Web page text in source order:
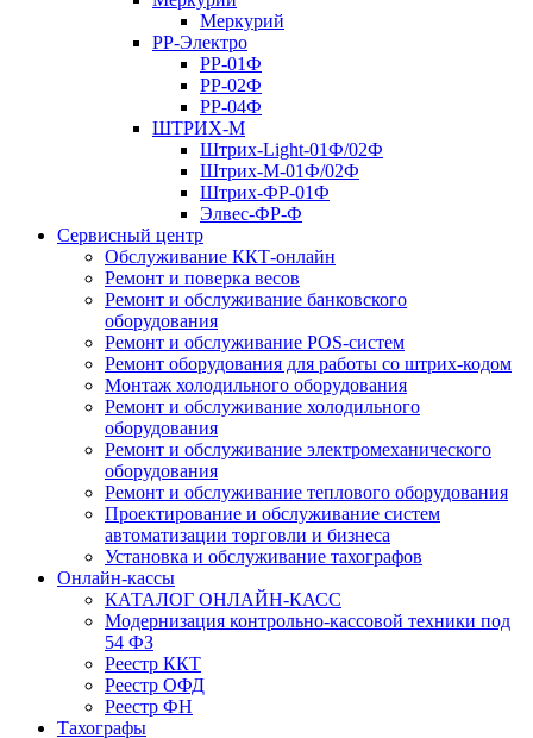
Меркурий
РР-Электро
РР-01Ф
РР-02Ф
РР-04Ф
ШТРИХ-М
Штрих-Light-01Ф/02Ф
Штрих-М-01Ф/02Ф
Штрих-ФР-01Ф
Элвес-ФР-Ф
Сервисный центр
Обслуживание ККТ-онлайн
Ремонт и поверка весов
Ремонт и обслуживание банковского
оборудования
Ремонт и обслуживание POS-систем
Ремонт оборудования для работы со штрих-кодом
Монтаж холодильного оборудования
Ремонт и обслуживание холодильного
оборудования
Ремонт и обслуживание электромеханического
оборудования
Ремонт и обслуживание теплового оборудования
Проектирование и обслуживание систем
автоматизации торговли и бизнеса
Установка и обслуживание тахографов
Онлайн-кассы
КАТАЛОГ ОНЛАЙН-КАСС
Модернизация контрольно-кассовой техники под
54 ФЗ
Реестр ККТ
Реестр ОФД
Реестр ФН
Тахографы